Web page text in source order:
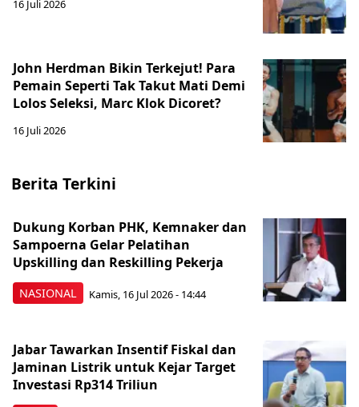
16 Juli 2026
John Herdman Bikin Terkejut! Para
Pemain Seperti Tak Takut Mati Demi
Lolos Seleksi, Marc Klok Dicoret?
16 Juli 2026
Berita Terkini
NASIONAL
Dukung Korban PHK, Kemnaker dan
Sampoerna Gelar Pelatihan
Upskilling dan Reskilling Pekerja
Kamis, 16 Jul 2026 - 14:44
Jabar Tawarkan Insentif Fiskal dan
Jaminan Listrik untuk Kejar Target
Investasi Rp314 Triliun